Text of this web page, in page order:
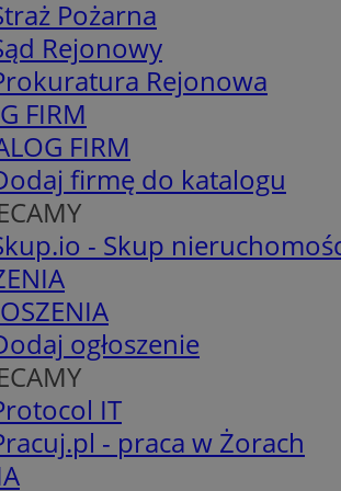
Pożarna
Rejonowy
Rejonowa
FIRM
FIRM
firmę do katalogu
- Skup
ogłoszenie
IT
- praca w Żorach